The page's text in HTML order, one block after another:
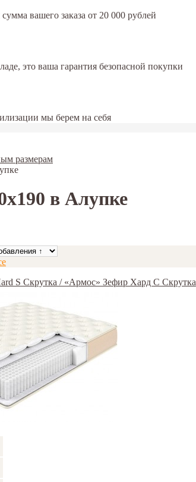
вашего заказа от 20 000 рублей
это ваша гарантия безопасной покупки
мы берем на себя
размерам
в Алупке
S Скрутка / «Армос» Зефир Хард С Скрутка